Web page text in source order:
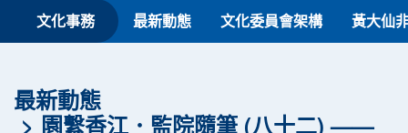
聯絡我們
文化事務 最新動態 文化委員會架構 黃大仙
最新動態
園繫香江．監院隨筆 (八十二) ——